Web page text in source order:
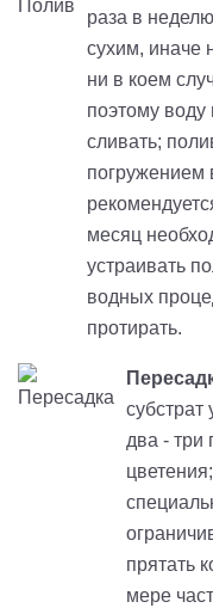
раза в
сухим, иначе
ни в коем
поэтому
сливать;
погружением
месяц
устраивать
водных
протирать.
субстрат
два - три
прятать
мере